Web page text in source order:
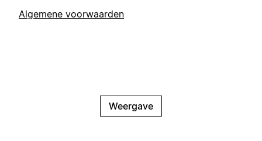
Algemene voorwaarden
Weergave